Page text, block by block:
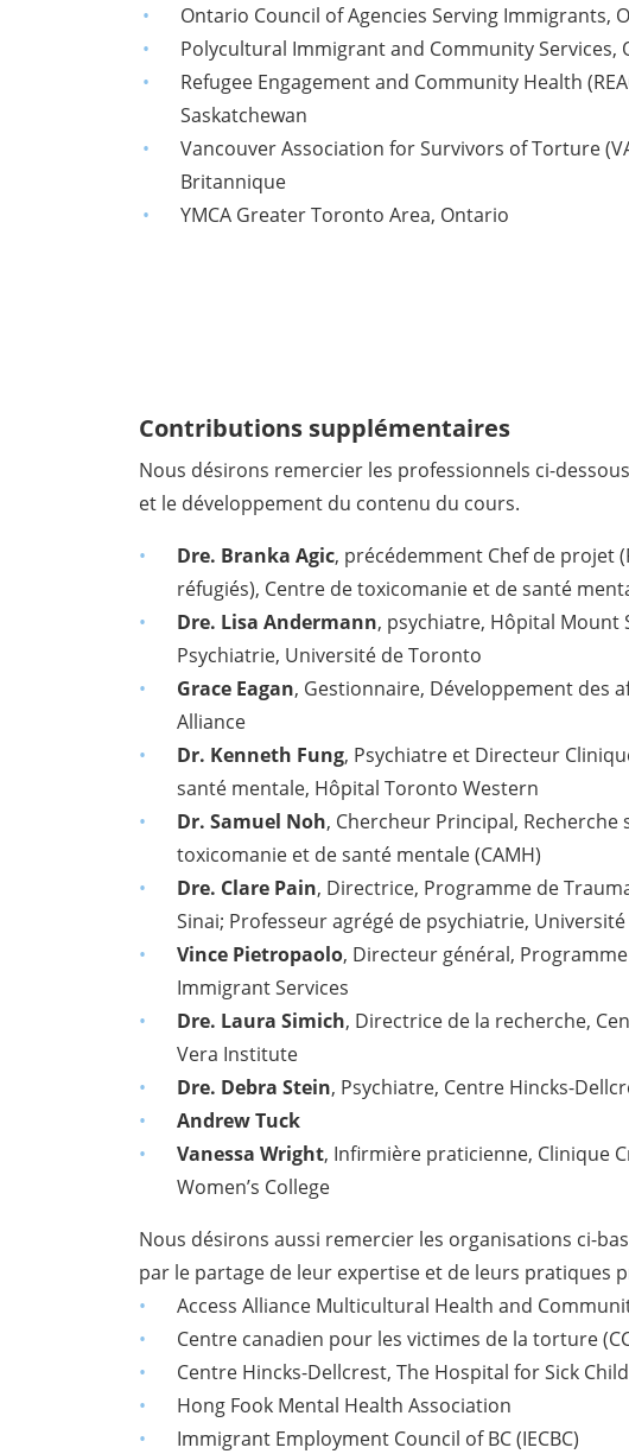
Ontario Council of Agencies Serving Immigrants,
Polycultural Immigrant and Community Services,
Refugee Engagement and Community Health
Saskatchewan
Vancouver Association for Survivors of Torture
Britannique
YMCA Greater Toronto Area, Ontario
Contributions supplémentaires
Nous désirons remercier les professionnels ci-
et le développement du contenu du cours.
Dre. Branka Agic, précédemment Chef de projet
réfugiés), Centre de toxicomanie et de santé
Dre. Lisa Andermann, psychiatre, Hôpital Mount
Psychiatrie, Université de Toronto
Grace Eagan, Gestionnaire, Développement des
Alliance
Dr. Kenneth Fung, Psychiatre et Directeur
santé mentale, Hôpital Toronto Western
Dr. Samuel Noh, Chercheur Principal,
toxicomanie et de santé mentale (CAMH)
Dre. Clare Pain, Directrice, Programme de
Sinai; Professeur agrégé de psychiatrie,
Vince Pietropaolo, Directeur général,
Immigrant Services
Dre. Laura Simich, Directrice de la recherche,
Vera Institute
Dre. Debra Stein, Psychiatre, Centre Hincks-
Andrew Tuck
Vanessa Wright, Infirmière praticienne, Clinique
Women’s College
Nous désirons aussi remercier les organisations ci-
par le partage de leur expertise et de leurs pratiques
Access Alliance Multicultural Health and
Centre canadien pour les victimes de la torture
Centre Hincks-Dellcrest, The Hospital for Sick
Hong Fook Mental Health Association
Immigrant Employment Council of BC (IECBC)